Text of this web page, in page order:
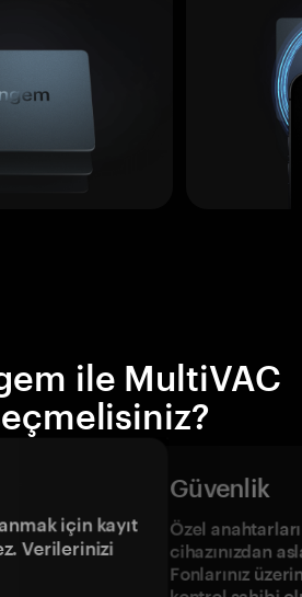
ile MultiVAC
için kayıt
Verilerinizi
Güvenlik
Özel
cihazınızdan
Fonlarınız